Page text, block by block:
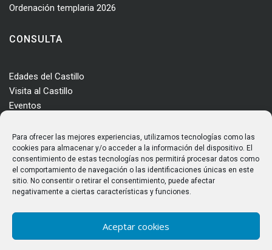
Para ofrecer las mejores experiencias, utilizamos tecnologías como las
cookies para almacenar y/o acceder a la información del dispositivo. El
consentimiento de estas tecnologías nos permitirá procesar datos como
el comportamiento de navegación o las identificaciones únicas en este
sitio. No consentir o retirar el consentimiento, puede afectar
negativamente a ciertas características y funciones.
Aceptar cookies
Ordenación templaria 2026
CONSULTA
Edades del Castillo
Visita al Castillo
Eventos
Enclave
Más información
Consultas
Horarios y tarifas